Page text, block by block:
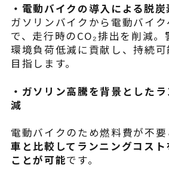
・電動バイクの導入による脱
ガソリンバイクから電動バイ
で、走行時のCO₂排出を削減
環境負荷低減に貢献し、持続
目指します。
・ガソリン高騰を背景とした
減
電動バイクのため燃料費が不要
車と比較してランニングコス
ことが可能です。